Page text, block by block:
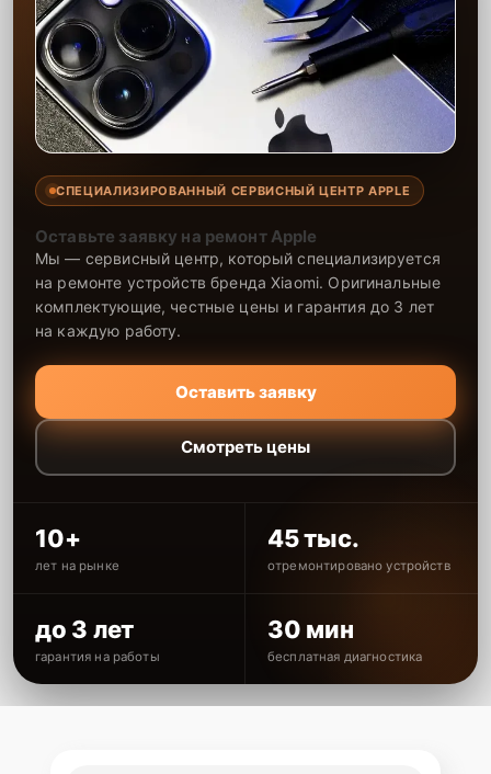
СПЕЦИАЛИЗИРОВАННЫЙ СЕРВИСНЫЙ ЦЕНТР APPLE
Оставьте заявку на ремонт Apple
Мы — сервисный центр, который специализируется
на ремонте устройств бренда Xiaomi. Оригинальные
комплектующие, честные цены и гарантия до 3 лет
на каждую работу.
Оставить заявку
Смотреть цены
10+
лет на рынке
45 тыс.
отремонтировано устройств
до 3 лет
гарантия на работы
30 мин
бесплатная диагностика